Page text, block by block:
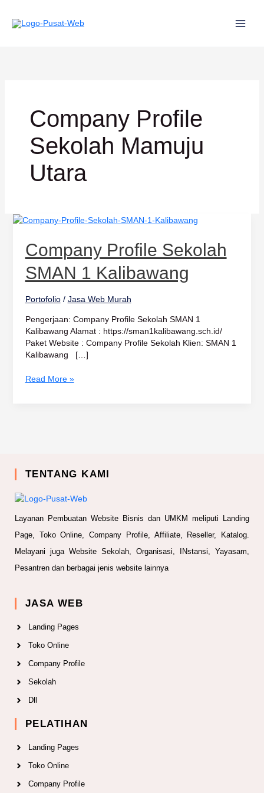
konten
Company Profile
Sekolah Mamuju
Utara
Company Profile Sekolah
SMAN 1 Kalibawang
Portofolio/ Jasa Web Murah
Pengerjaan: Company Profile Sekolah SMAN 1
Kalibawang Alamat : https://sman1kalibawang.sch.id/
Paket Website : Company Profile Sekolah Klien: SMAN 1
Kalibawang […]
Company
Sekolah
SMAN
1
Kalibawang
Read More »
TENTANG KAMI
Layanan Pembuatan Website Bisnis dan UMKM meliputi Landing
Page, Toko Online, Company Profile, Affiliate, Reseller, Katalog.
Melayani juga Website Sekolah, Organisasi, INstansi, Yayasam,
Pesantren dan berbagai jenis website lainnya
JASA WEB
Landing Pages
Toko Online
Company Profile
Sekolah
Dll
PELATIHAN
Landing Pages
Toko Online
Company Profile